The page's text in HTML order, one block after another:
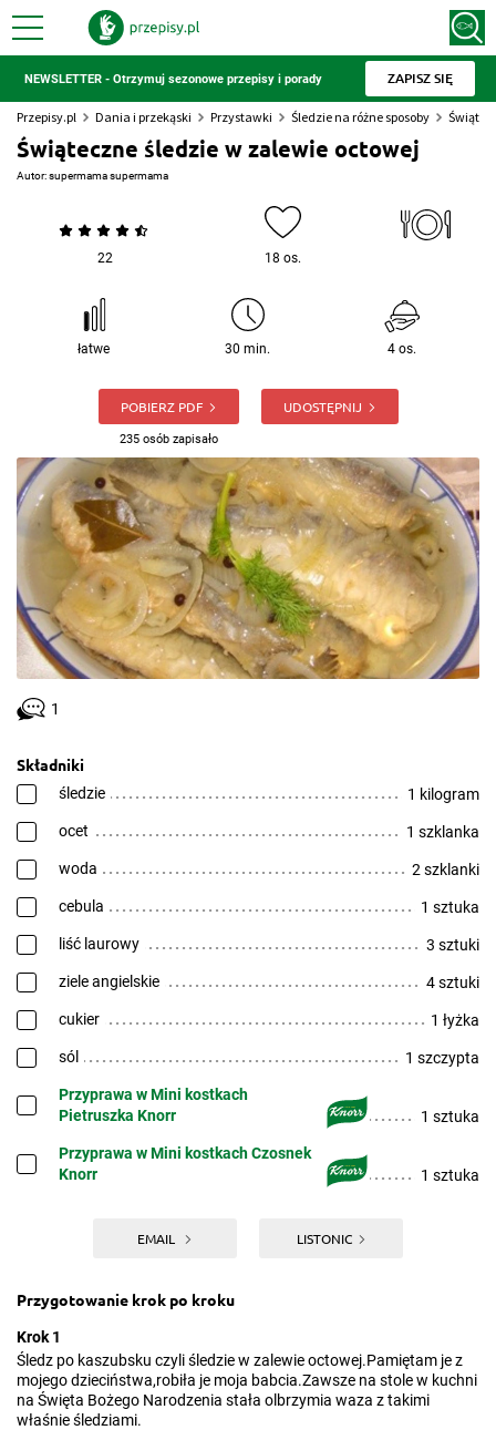
NEWSLETTER - Otrzymuj sezonowe przepisy i porady ZAPISZ SIĘ
Przepisy.pl Dania i przekąski Przystawki Śledzie na różne sposoby
Świąteczne śledzie w zalewie octowej
Autor:supermama supermama
22 18 os.
łatwe 30 min. 4 os.
POBIERZ PDF
235 osób zapisało
UDOSTĘPNIJ
1
Składniki
śledzie 1 kilogram
ocet 1 szklanka
woda 2 szklanki
cebula 1 sztuka
liść laurowy 3 sztuki
ziele angielskie 4 sztuki
cukier 1 łyżka
sól 1 szczypta
Przyprawa w Mini kostkach
Pietruszka Knorr
1 sztuka
Przyprawa w Mini kostkach Czosnek
Knorr
1 sztuka
EMAIL LISTONIC
Przygotowanie krok po kroku
Krok 1
Śledz po kaszubsku czyli śledzie w zalewie octowej.Pamiętam je z
mojego dzieciństwa,robiła je moja babcia.Zawsze na stole w kuchni
na Święta Bożego Narodzenia stała olbrzymia waza z takimi
właśnie śledziami.